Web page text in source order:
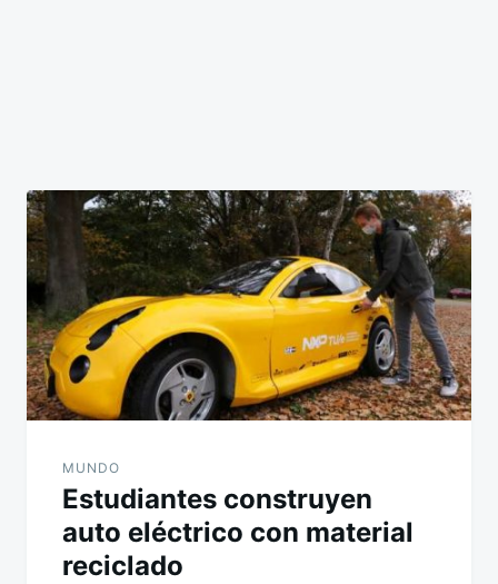
MUNDO
Estudiantes construyen
auto eléctrico con material
reciclado